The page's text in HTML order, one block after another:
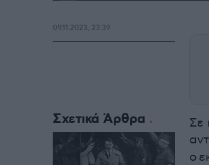
Σε
ο
09.11.2023, 23:39
Σχετικά Άρθρα